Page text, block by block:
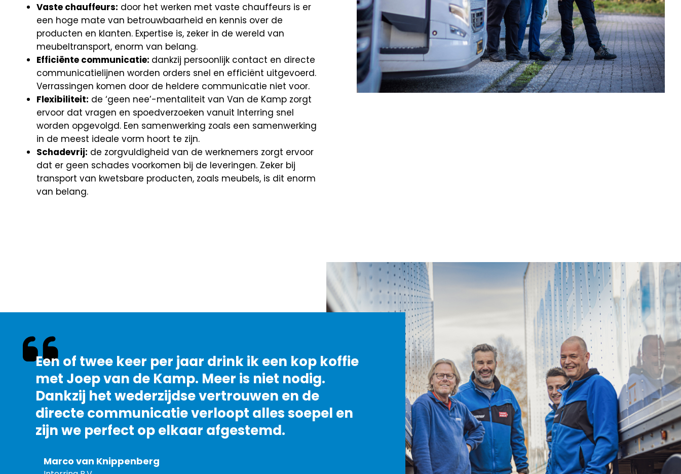
Vaste chauffeurs: door het werken met vaste chauffeurs is er
een hoge mate van betrouwbaarheid en kennis over de
producten en klanten. Expertise is, zeker in de wereld van
meubeltransport, enorm van belang.
Efficiënte communicatie: dankzij persoonlijk contact en directe
communicatielijnen worden orders snel en efficiënt uitgevoerd.
Verrassingen komen door de heldere communicatie niet voor.
Flexibiliteit: de ‘geen nee’-mentaliteit van Van de Kamp zorgt
ervoor dat vragen en spoedverzoeken vanuit Interring snel
worden opgevolgd. Een samenwerking zoals een samenwerking
in de meest ideale vorm hoort te zijn.
Schadevrij: de zorgvuldigheid van de werknemers zorgt ervoor
dat er geen schades voorkomen bij de leveringen. Zeker bij
transport van kwetsbare producten, zoals meubels, is dit enorm
van belang.
Een of twee keer per jaar drink ik een kop koffie
met Joep van de Kamp. Meer is niet nodig.
Dankzij het wederzijdse vertrouwen en de
directe communicatie verloopt alles soepel en
zijn we perfect op elkaar afgestemd.
Marco van Knippenberg